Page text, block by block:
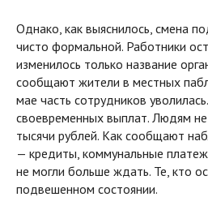
Однако, как выяснилось, смена
чисто формальной. Работники
изменилось только название
сообщают жители в местных
мае часть сотрудников
своевременных выплат. Людям
тысячи рублей. Как сообщают
— кредиты, коммунальные
не могли больше ждать. Те, кто
подвешенном состоянии.